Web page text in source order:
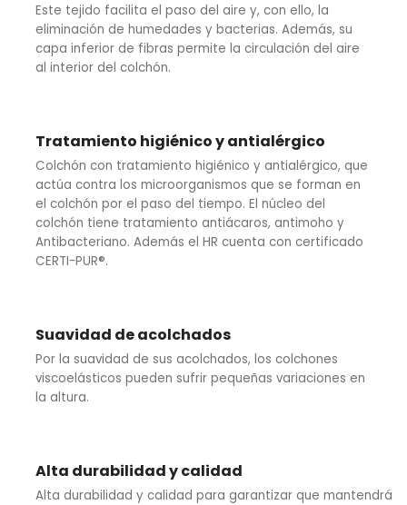
Este tejido facilita el paso del aire y, con ello, la
eliminación de humedades y bacterias. Además, su
capa inferior de fibras permite la circulación del aire
al interior del colchón.
Tratamiento higiénico y antialérgico
Colchón con tratamiento higiénico y antialérgico, que
actúa contra los microorganismos que se forman en
el colchón por el paso del tiempo. El núcleo del
colchón tiene tratamiento antiácaros, antimoho y
Antibacteriano. Además el HR cuenta con certificado
CERTI-PUR®.
Suavidad de acolchados
Por la suavidad de sus acolchados, los colchones
viscoelásticos pueden sufrir pequeñas variaciones en
la altura.
Alta durabilidad y calidad
Alta durabilidad y calidad para garantizar que mantendrá